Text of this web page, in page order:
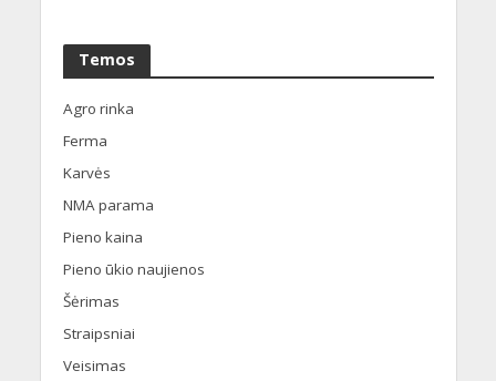
Temos
Agro rinka
Ferma
Karvės
NMA parama
Pieno kaina
Pieno ūkio naujienos
Šėrimas
Straipsniai
Veisimas